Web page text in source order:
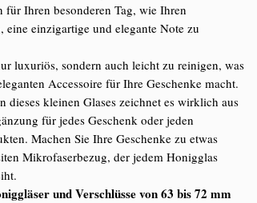
Ihren besonderen Tag, wie Ihren
einzigartige und elegante Note zu
luxuriös, sondern auch leicht zu reinigen, was
Accessoire für Ihre Geschenke macht.
dieses kleinen Glases zeichnet es wirklich aus
für jedes Geschenk oder jeden
Machen Sie Ihre Geschenke zu etwas
Mikrofaserbezug, der jedem Honigglas
und Verschlüsse von 63 bis 72 mm